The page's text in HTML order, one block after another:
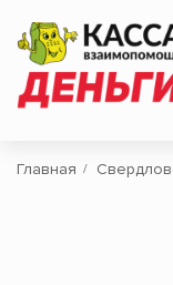
Главная